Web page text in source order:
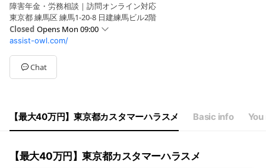
障害年金・労務相談｜訪問オンライン対応
東京都 練馬区 練馬1-20-8 日建練馬ビル2階
Closed Opens Mon 09:00
Sun09:00 - 21:00
Mon09:00 - 21:00
Tue09:00 - 21:00
Wed09:00 - 21:00
Sat09:09 - 21:00
assist-owl.com/
Chat
【最大40万円】東京都カスタマーハラスメ Basic info
【最大40万円】東京都カスタマーハラスメ